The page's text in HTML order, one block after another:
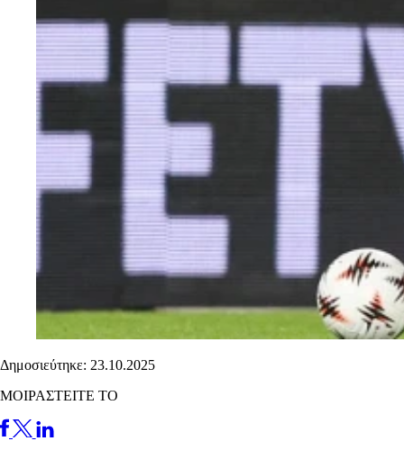
Δημοσιεύτηκε: 23.10.2025
ΜΟΙΡΑΣΤΕΙΤΕ ΤΟ